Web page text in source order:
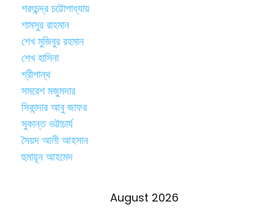
শরৎচন্দ্র চট্টোপাধ্যায়
শামসুর রাহমান
শেখ মুজিবুর রহমান
শেখ হাসিনা
শ্রীপান্থ
সমরেশ মজুমদার
সিকান্দার আবু জাফর
সুকান্ত ভট্টাচার্য
সৈয়দ আলী আহসান
হুমায়ূন আহমেদ
August 2026